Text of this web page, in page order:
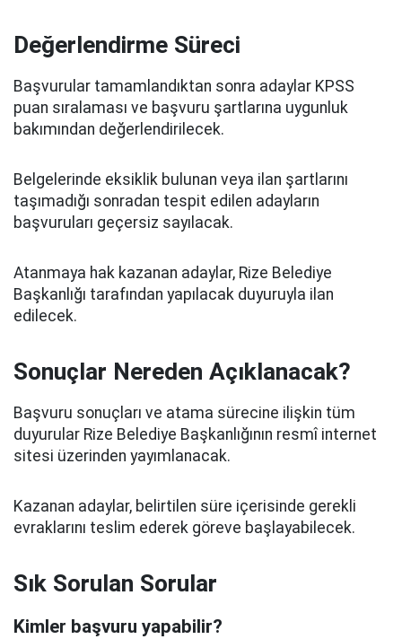
Değerlendirme Süreci
Başvurular tamamlandıktan sonra adaylar KPSS
puan sıralaması ve başvuru şartlarına uygunluk
bakımından değerlendirilecek.
Belgelerinde eksiklik bulunan veya ilan şartlarını
taşımadığı sonradan tespit edilen adayların
başvuruları geçersiz sayılacak.
Atanmaya hak kazanan adaylar, Rize Belediye
Başkanlığı tarafından yapılacak duyuruyla ilan
edilecek.
Sonuçlar Nereden Açıklanacak?
Başvuru sonuçları ve atama sürecine ilişkin tüm
duyurular Rize Belediye Başkanlığının resmî internet
sitesi üzerinden yayımlanacak.
Kazanan adaylar, belirtilen süre içerisinde gerekli
evraklarını teslim ederek göreve başlayabilecek.
Sık Sorulan Sorular
Kimler başvuru yapabilir?